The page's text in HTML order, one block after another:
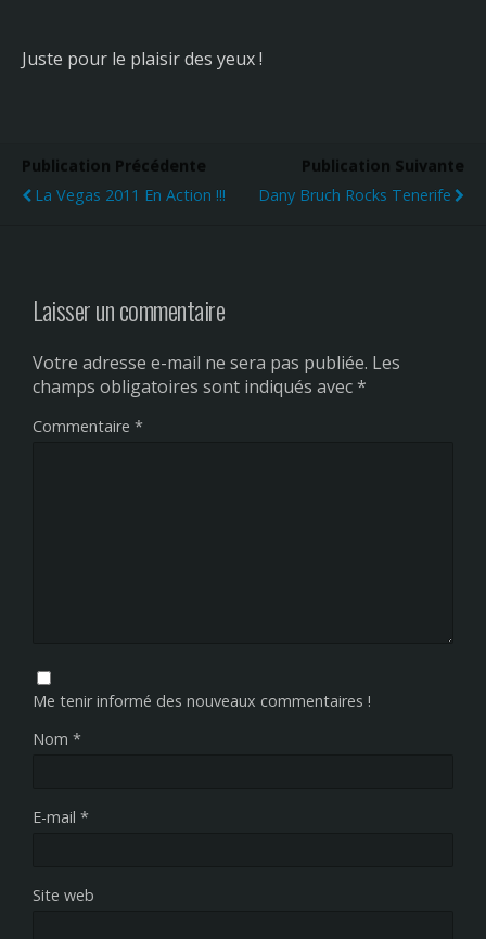
Juste pour le plaisir des yeux !
Publication Précédente
La Vegas 2011 En Action !!!
Publication Suivante
Dany Bruch Rocks Tenerife
Laisser un commentaire
Votre adresse e-mail ne sera pas publiée. Les
champs obligatoires sont indiqués avec*
Commentaire *
Me tenir informé des nouveaux commentaires !
Nom *
E-mail *
Site web